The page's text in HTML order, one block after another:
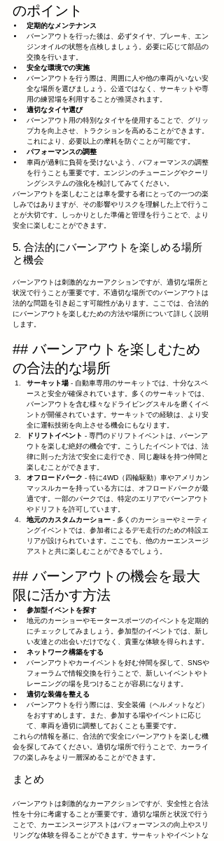
のポイント
定期的なメンテナンス
バーンアウトを行った後は、必ずタイヤ、ブレーキ、エン
ジンオイルの状態を点検しましょう。必要に応じて部品の
交換を行います。
安全な環境での実施
バーンアウトを行う際は、周囲に人や他の車両がいない安
全な場所を選びましょう。公道ではなく、サーキットや専
用の練習場を利用することが推奨されます。
適切なタイヤ選び
バーンアウト用の特別なタイヤを使用することで、グリッ
プ力を向上させ、トラクションを高めることができます。
これにより、必要以上の摩耗を防ぐことが可能です。
パフォーマンスの調整
車両が過剰に負荷を受けないよう、パフォーマンスの調整
を行うことも重要です。エンジンのチューニングやクーリ
ングシステムの強化を検討してみてください。
バーンアウトを楽しむことは車を愛する者にとっての一つの楽
しみではありますが、その影響やリスクを理解した上で行うこ
とが大切です。しっかりとした準備と管理を行うことで、より
安全に楽しむことができます。
5. 合法的にバーンアウトを楽しめる場所
と機会
バーンアウトは刺激的なカーアクションですが、適切な場所と
状況で行うことが重要です。不適切な場所でのバーンアウトは
法的な問題を引き起こす可能性があります。ここでは、合法的
にバーンアウトを楽しむための方法や場所について詳しく説明
します。
## バーンアウトを楽しむため
の合法的な場所
サーキット場 - 自動車専用のサーキットでは、十分なスペ
ースと安全が確保されています。多くのサーキットでは、
バーンアウトを含む様々なドライビングスキルを磨くイベ
ントが開催されています。サーキットでの経験は、より安
全に運転技術を向上させる機会にもなります。
ドリフトイベント - 専門のドリフトイベントは、バーンア
ウトを楽しむ絶好の機会です。こうしたイベントでは、法
律に則った方法で安全に走行でき、同じ趣味を持つ仲間と
楽しむことができます。
オフロードパーク - 特に4WD（四輪駆動）車やアメリカン
マッスルカーを持っている方には、オフロードパークが最
適です。一部のパークでは、特定のエリアでバーンアウト
やドリフトを許可しています。
地元のカスタムカーショー - 多くのカーショーやミーティ
ングイベントでは、参加者によるデモ走行のための特設エ
リアが設けられています。ここでも、他のカーエンスージ
アストと共に楽しむことができるでしょう。
## バーンアウトの機会を最大
限に活かす方法
参加型イベントを探す
地元のカーショーやモータースポーツのイベントを定期的
にチェックしてみましょう。参加型のイベントでは、新し
い友達との出会いだけでなく、貴重な体験を得られます。
ネットワーク構築をする
バーンアウトやカーイベントを好む仲間を探して、SNSや
フォーラムで情報交換を行うことで、新しいイベントやト
レーニングの場を見つけることが容易になります。
適切な装備を整える
バーンアウトを行う際には、安全装備（ヘルメットなど）
をおすすめします。また、参加する場やイベントに応じ
て、車両を適切に調整しておくことも重要です。
これらの情報を基に、合法的で安全にバーンアウトを楽しむ機
会を探してみてください。適切な場所で行うことで、カーライ
フの楽しみをより一層深めることができます。
まとめ
バーンアウトは刺激的なカーアクションですが、安全性と合法
性を十分に考慮することが重要です。適切な場所と状況で行う
ことで、カーエンスージアストはパフォーマンスの向上やスリ
リングな体験を得ることができます。サーキットやイベントな